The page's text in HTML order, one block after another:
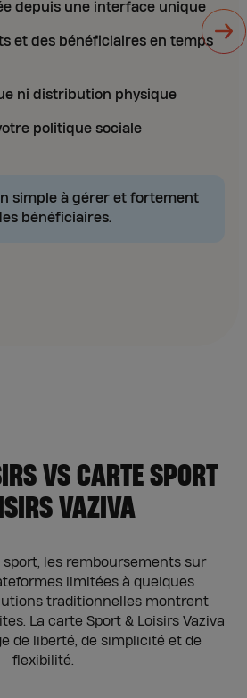
depuis une interface unique
et des bénéficiaires en temps
ni distribution physique
politique sociale
simple à gérer et fortement
bénéficiaires.
VS CARTE SPORT
VAZIVA
sport, les remboursements sur
limitées à quelques
traditionnelles montrent
La carte Sport & Loisirs Vaziva
de liberté, de simplicité et de
flexibilité.